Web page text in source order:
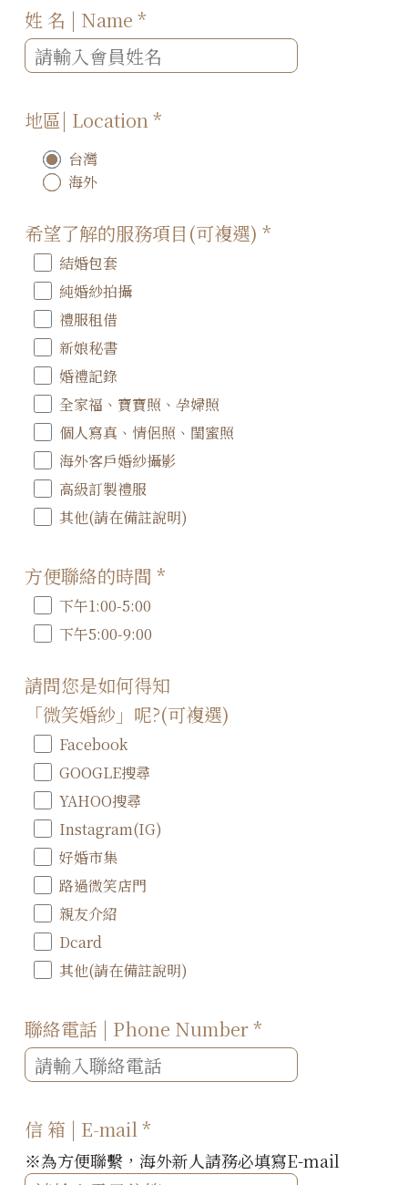
姓 名 | Name*
地區| Location*
台灣
海外
希望了解的服務項目(可複選)*
結婚包套
純婚紗拍攝
禮服租借
新娘秘書
婚禮記錄
全家福、寶寶照、孕婦照
個人寫真、情侶照、閨蜜照
海外客戶婚紗攝影
高級訂製禮服
其他(請在備註說明)
方便聯絡的時間*
下午1:00-5:00
下午5:00-9:00
請問您是如何得知
「微笑婚紗」呢?(可複選)
Facebook
GOOGLE搜尋
YAHOO搜尋
Instagram(IG)
好婚市集
路過微笑店門
親友介紹
Dcard
其他(請在備註說明)
聯絡電話 | Phone Number*
信 箱 | E-mail*
※為方便聯繫，海外新人請務必填寫E-mail